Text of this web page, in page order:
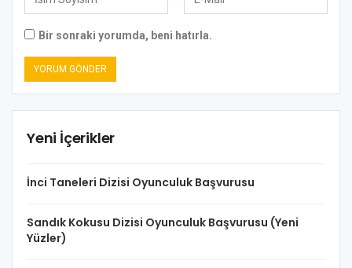
Bir sonraki yorumda, beni hatırla.
Yeni İçerikler
İnci Taneleri Dizisi Oyunculuk Başvurusu
Sandık Kokusu Dizisi Oyunculuk Başvurusu (Yeni
Yüzler)